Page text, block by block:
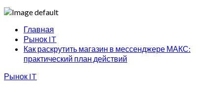
Главная
Рынок IT
Как раскрутить магазин в мессенджере МАКС:
практический план действий
Рынок IT